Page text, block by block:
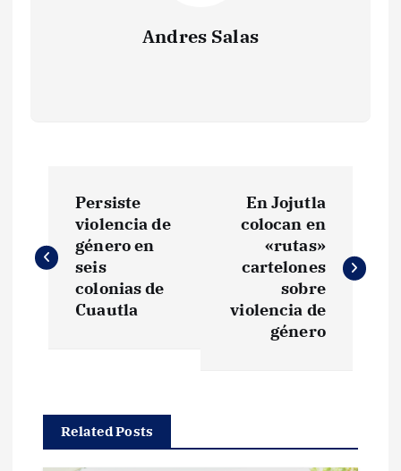
Andres Salas
v
a
c
Persiste
violencia de
género en
seis
colonias de
Cuautla
En Jojutla
colocan en
«rutas»
cartelones
sobre
violencia de
género
Related Posts